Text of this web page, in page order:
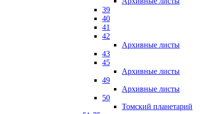
39
40
41
42
Архивные листы
43
45
Архивные листы
49
Архивные листы
50
Томский планетарий